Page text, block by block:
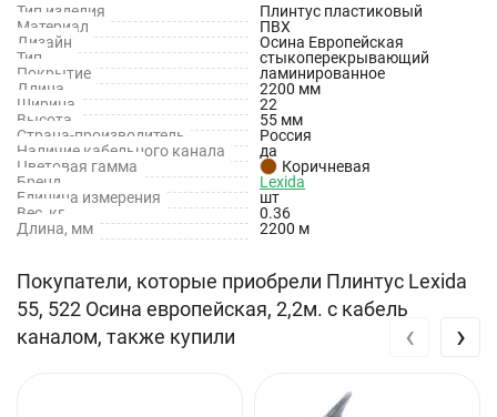
Характеристики
Производитель: Lexida
Страна производства: Россия
Длина: 2500 мм
Ширина: 22 мм
Высота: 55 мм
Тип изделия
Плинтус пластиковый
Материал
ПВХ
Дизайн
Осина Европейская
Тип
стыкоперекрывающий
Покрытие
ламинированное
Длина
2200 мм
Ширина
22
Высота
55 мм
Страна-производитель
Россия
Наличие кабельного канала
да
Цветовая гамма
Коричневая
Бренд
Lexida
Единица измерения
шт
Вес, кг
0.36
Длина, мм
2200 м
Покупатели, которые приобрели Плинтус Lexida
55, 522 Осина европейская, 2,2м. с кабель
каналом, также купили
‹ ›